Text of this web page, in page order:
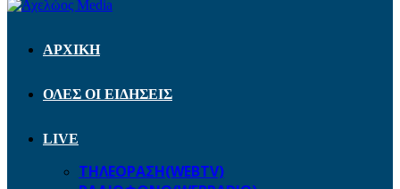
ΑΡΧΙΚΗ
ΟΛΕΣ ΟΙ ΕΙΔΗΣΕΙΣ
LIVE
ΤΗΛΕΟΡΑΣΗ(WEBTV)